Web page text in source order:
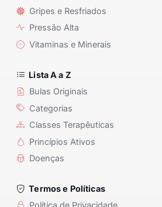
Gripes e Resfriados
Pressão Alta
Vitaminas e Minerais
Lista A a Z
Bulas Originais
Categorias
Classes Terapêuticas
Princípios Ativos
Doenças
Termos e Políticas